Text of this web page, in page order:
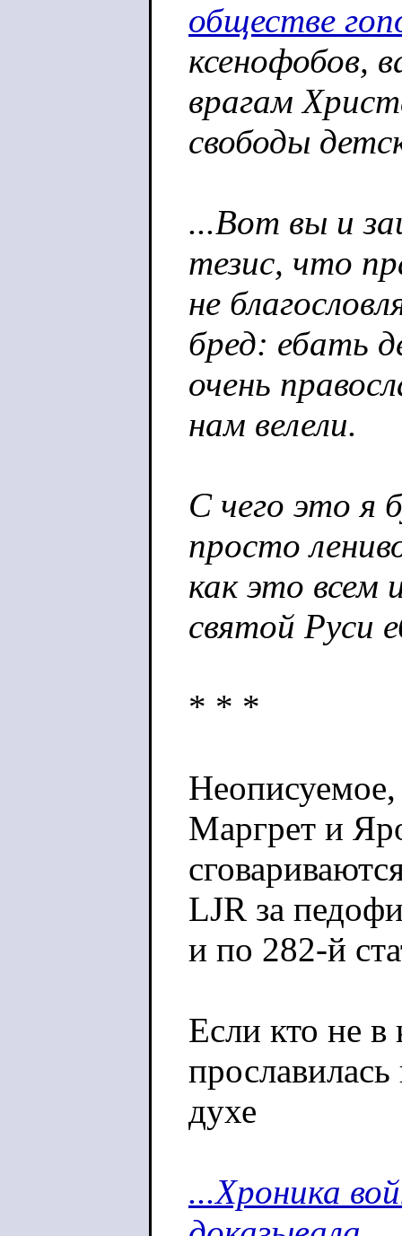
обществе
ксенофобов,
врагам
свободы
...Вот вы и
тезис, что
не
бред: ебать
очень
нам велели.
С чего это я
просто
как это всем
святой Руси
* * *
Маргрет и
LJR за
и по 282-й
Если кто не в
духе
...Хроника